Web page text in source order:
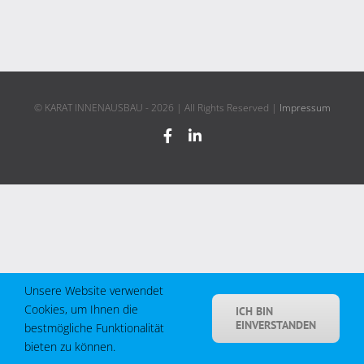
© KARAT INNENAUSBAU - 2026 | All Rights Reserved | Impressum
FacebookInstagram
Unsere Website verwendet
Cookies, um Ihnen die
bestmögliche Funktionalität
bieten zu können.
ICH BIN
EINVERSTANDEN